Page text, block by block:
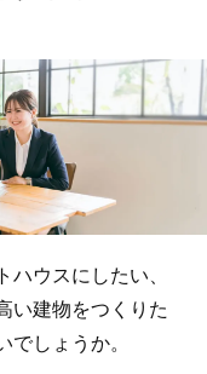
ハウスにしたい、
い建物をつくりた
でしょうか。